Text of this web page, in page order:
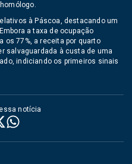
à Páscoa, destacando um
a taxa de ocupação
os 77%, a receita por quarto
salvaguardada à custa de uma
indiciando os primeiros sinais
notícia